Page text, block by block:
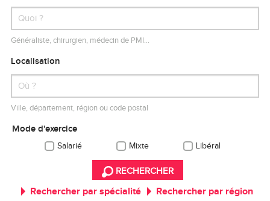
Généraliste, chirurgien, médecin de PMI…
Localisation
Ville, département, région ou code postal
Mode d'exercice
Salarié Mixte Libéral
RECHERCHER
Rechercher par spécialité Rechercher par région